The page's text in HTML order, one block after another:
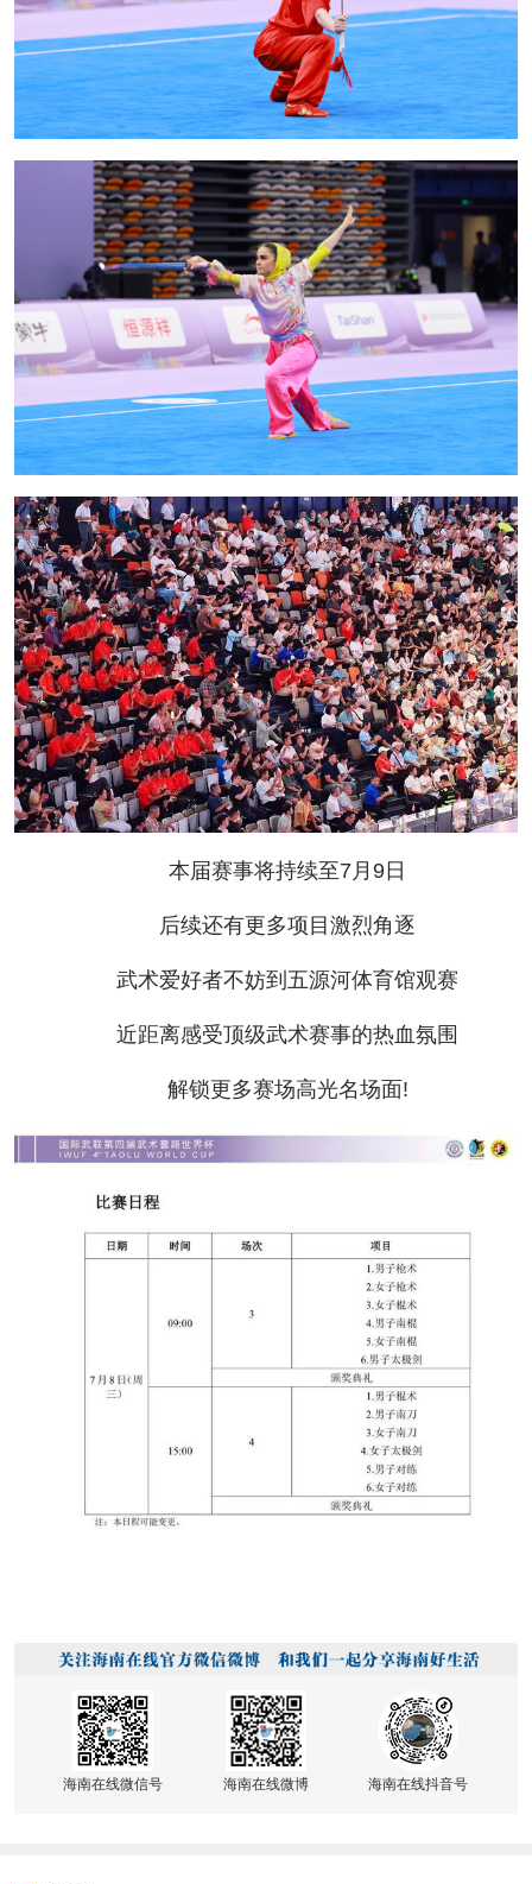
本届赛事将持续至7月9日
后续还有更多项目激烈角逐
武术爱好者不妨到五源河体育馆观赛
近距离感受顶级武术赛事的热血氛围
解锁更多赛场高光名场面!
海南在线微信号 海南在线微博 海南在线抖音号